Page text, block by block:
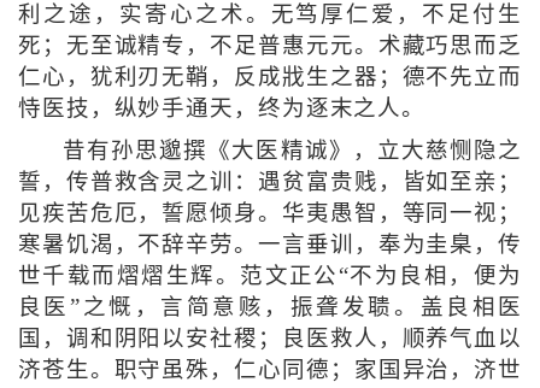
利之途，实寄心之术。无笃厚仁爱，不足付生
死；无至诚精专，不足普惠元元。术藏巧思而乏
仁心，犹利刃无鞘，反成戕生之器；德不先立而
恃医技，纵妙手通天，终为逐末之人。
昔有孙思邈撰《大医精诚》，立大慈恻隐之
誓，传普救含灵之训：遇贫富贵贱，皆如至亲；
见疾苦危厄，誓愿倾身。华夷愚智，等同一视；
寒暑饥渴，不辞辛劳。一言垂训，奉为圭臬，传
世千载而熠熠生辉。范文正公“不为良相，便为
良医”之慨，言简意赅，振聋发聩。盖良相医
国，调和阴阳以安社稷；良医救人，顺养气血以
济苍生。职守虽殊，仁心同德；家国异治，济世